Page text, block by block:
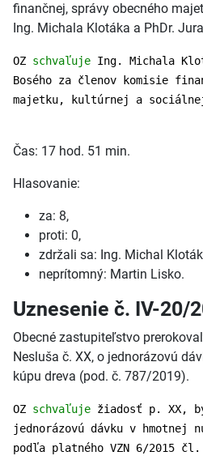
finančnej, správy obecného
Ing. Michala Klotáka a PhDr.
OZ schvaľuje Ing. Michala
Bosého za členov komisie
majetku, kultúrnej a
Čas: 17 hod. 51 min.
Hlasovanie:
za: 8,
proti: 0,
zdržali sa: Ing. Michal
neprítomný: Martin Lisko.
Uznesenie č. IV-20/
Obecné zastupiteľstvo
Nesluša č. XX, o jednorázovú
kúpu dreva (pod. č. 787/2019).
OZ schvaľuje žiadosť p. XX,
jednorázovú dávku v hmotnej
podľa platného VZN 6/2015